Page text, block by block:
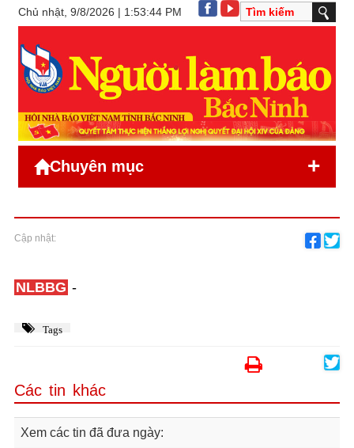
Chủ nhật, 9/8/2026 | 1:53:44 PM
Chuyên mục +
Cập nhật:
NLBBG -
Tags
Các tin khác
Xem các tin đã đưa ngày: